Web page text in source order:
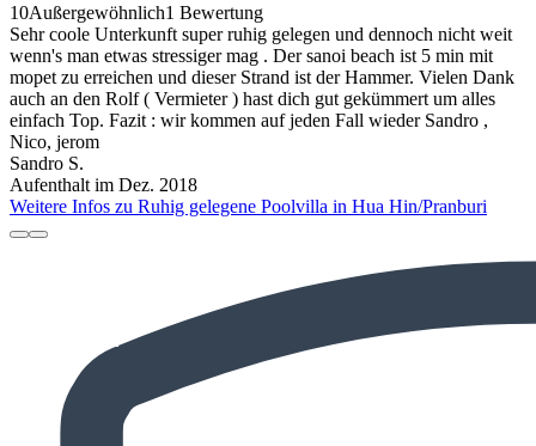
10Außergewöhnlich1 Bewertung
Sehr coole Unterkunft super ruhig gelegen und dennoch nicht weit
wenn's man etwas stressiger mag . Der sanoi beach ist 5 min mit
mopet zu erreichen und dieser Strand ist der Hammer. Vielen Dank
auch an den Rolf ( Vermieter ) hast dich gut gekümmert um alles
einfach Top. Fazit : wir kommen auf jeden Fall wieder Sandro ,
Nico, jerom
Sandro S.
Aufenthalt im Dez. 2018
Weitere Infos zu Ruhig gelegene Poolvilla in Hua Hin/Pranburi